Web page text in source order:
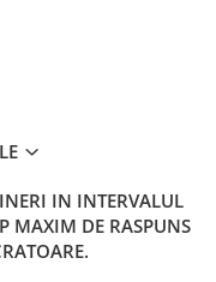
IN INTERVALUL
MAXIM DE RASPUNS